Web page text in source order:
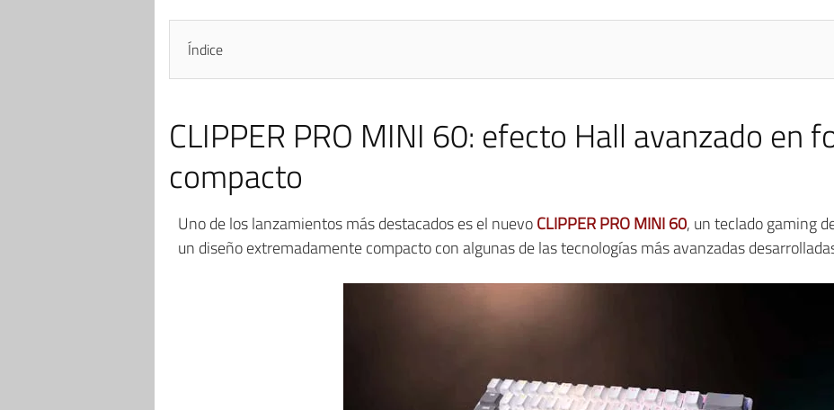
Índice
CLIPPER PRO MINI 60: efecto Hall avanzado en
compacto
Uno de los lanzamientos más destacados es el nuevoCLIPPER PRO MINI 60, un teclado gaming
un diseño extremadamente compacto con algunas de las tecnologías más avanzadas